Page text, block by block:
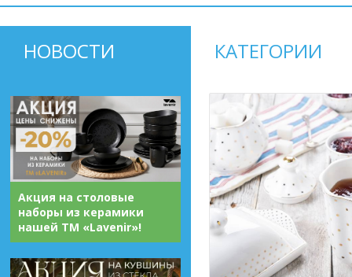
НОВОСТИ
Акция на столовые
наборы из керамики
нашей ТМ «Lavenir»!
КАТЕГОРИИ